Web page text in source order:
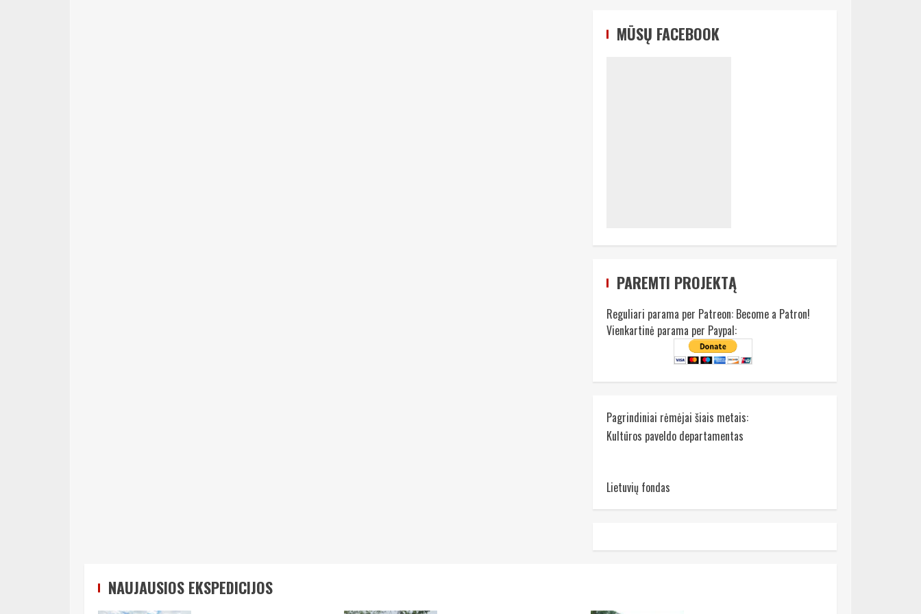
MŪSŲ FACEBOOK
PAREMTI PROJEKTĄ
Reguliari parama per Patreon: Become a Patron!
Vienkartinė parama per Paypal:
Pagrindiniai rėmėjai šiais metais:
Kultūros paveldo departamentas
Lietuvių fondas
NAUJAUSIOS EKSPEDICIJOS